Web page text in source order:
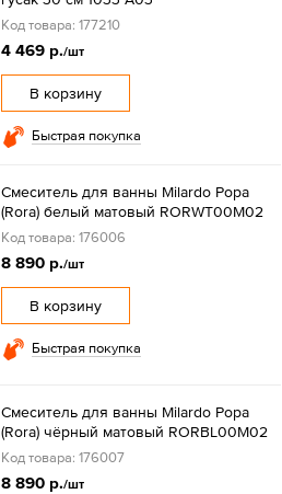
Код товара: 177210
4 469 р./шт
В корзину
Быстрая покупка
Смеситель для ванны Milardo Рора
(Rora) белый матовый RORWT00M02
Код товара: 176006
8 890 р./шт
В корзину
Быстрая покупка
Смеситель для ванны Milardo Рора
(Rora) чёрный матовый RORBL00M02
Код товара: 176007
8 890 р./шт